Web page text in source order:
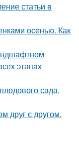
статьи в
осенью. Как
этапах
сада.
друг с другом.